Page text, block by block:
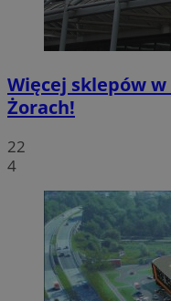
Więcej sklepów
Żorach!
22
4